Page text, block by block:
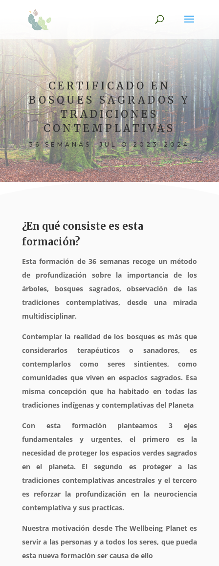
CERTIFICADO EN
BOSQUES SAGRADOS Y
TRADICIONES
CONTEMPLATIVAS
36 SEMANAS. JULIO 2023-2024
¿En qué consiste es esta
formación?
Esta formación de 36 semanas recoge un método
de profundización sobre la importancia de los
árboles, bosques sagrados, observación de las
tradiciones contemplativas, desde una mirada
multidisciplinar.
Contemplar la realidad de los bosques es más que
considerarlos terapéuticos o sanadores, es
contemplarlos como seres sintientes, como
comunidades que viven en espacios sagrados. Esa
misma concepción que ha habitado en todas las
tradiciones indígenas y contemplativas del Planeta
Con esta formación planteamos 3 ejes
fundamentales y urgentes, el primero es la
necesidad de proteger los espacios verdes sagrados
en el planeta. El segundo es proteger a las
tradiciones contemplativas ancestrales y el tercero
es reforzar la profundización en la neurociencia
contemplativa y sus practicas.
Nuestra motivación desde The Wellbeing Planet es
servir a las personas y a todos los seres, que pueda
esta nueva formación ser causa de ello